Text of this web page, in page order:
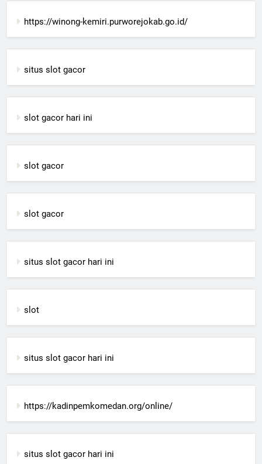
https://winong-kemiri.purworejokab.go.id/
situs slot gacor
slot gacor hari ini
slot gacor
slot gacor
situs slot gacor hari ini
slot
situs slot gacor hari ini
https://kadinpemkomedan.org/online/
situs slot gacor hari ini